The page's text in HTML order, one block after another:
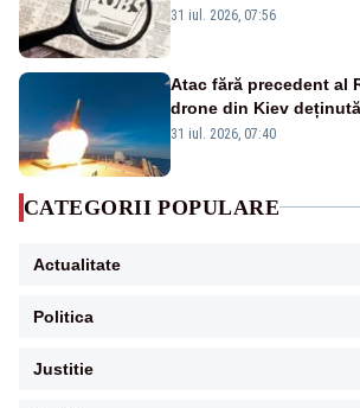
31 iul. 2026, 07:56
Atac fără precedent al
drone din Kiev
americană, distrusă de
31 iul. 2026, 07:40
CATEGORII POPULARE
Actualitate
Politica
Justitie